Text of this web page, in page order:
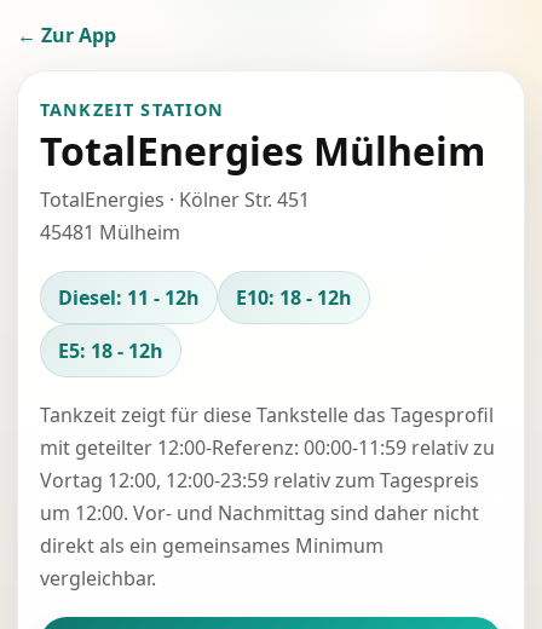
← Zur App
TANKZEIT STATION
TotalEnergies Mülheim
TotalEnergies · Kölner Str. 451
45481 Mülheim
Diesel: 11 - 12h
E10: 18 - 12h
E5: 18 - 12h
Tankzeit zeigt für diese Tankstelle das Tagesprofil
mit geteilter 12:00-Referenz: 00:00-11:59 relativ zu
Vortag 12:00, 12:00-23:59 relativ zum Tagespreis
um 12:00. Vor- und Nachmittag sind daher nicht
direkt als ein gemeinsames Minimum
vergleichbar.